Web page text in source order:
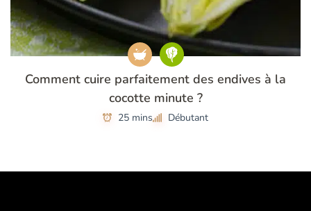
Comment cuire parfaitement des endives à la
cocotte minute ?
25 mins Débutant